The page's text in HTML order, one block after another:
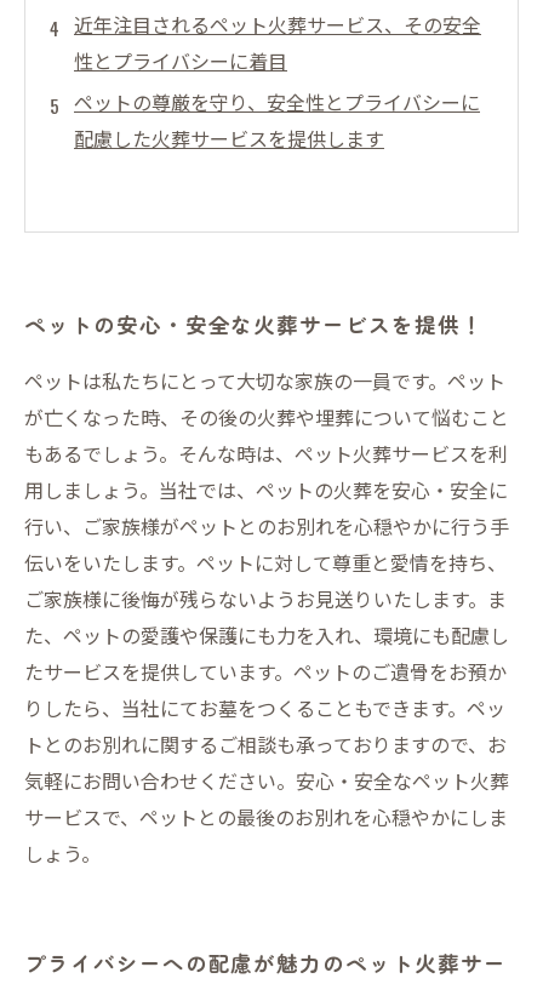
近年注目されるペット火葬サービス、その安全
性とプライバシーに着目
ペットの尊厳を守り、安全性とプライバシーに
配慮した火葬サービスを提供します
ペットの安心・安全な火葬サービスを提供！
ペットは私たちにとって大切な家族の一員です。ペット
が亡くなった時、その後の火葬や埋葬について悩むこと
もあるでしょう。そんな時は、ペット火葬サービスを利
用しましょう。当社では、ペットの火葬を安心・安全に
行い、ご家族様がペットとのお別れを心穏やかに行う手
伝いをいたします。ペットに対して尊重と愛情を持ち、
ご家族様に後悔が残らないようお見送りいたします。ま
た、ペットの愛護や保護にも力を入れ、環境にも配慮し
たサービスを提供しています。ペットのご遺骨をお預か
りしたら、当社にてお墓をつくることもできます。ペッ
トとのお別れに関するご相談も承っておりますので、お
気軽にお問い合わせください。安心・安全なペット火葬
サービスで、ペットとの最後のお別れを心穏やかにしま
しょう。
プライバシーへの配慮が魅力のペット火葬サー